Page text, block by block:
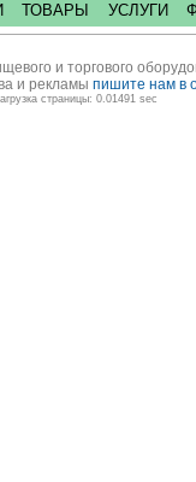
ТОВАРЫ УСЛУГИ
и торгового
и рекламы пишите нам в
страницы: 0.01491 sec